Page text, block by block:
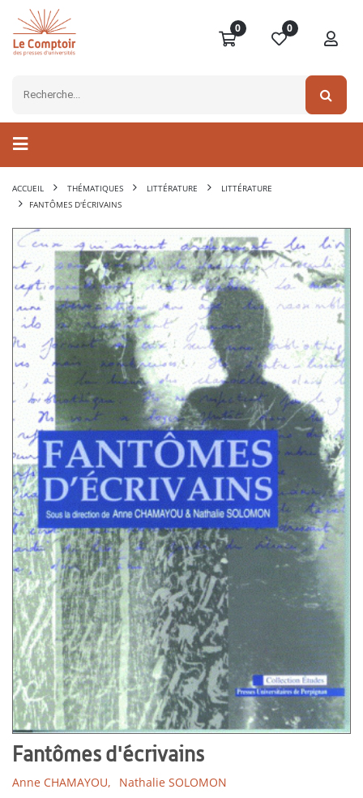
0 0
ACCUEIL THÉMATIQUES LITTÉRATURE
LITTÉRATURE
FANTÔMES D'ÉCRIVAINS
Fantômes d'écrivains
Anne CHAMAYOU, Nathalie SOLOMON